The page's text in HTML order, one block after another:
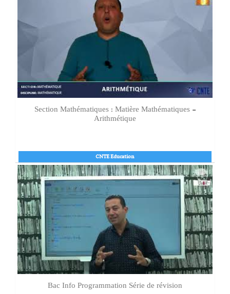
Section Mathématiques : Matière Mathématiques -
Arithmétique
CNTE Education
Bac Info Programmation Série de révision